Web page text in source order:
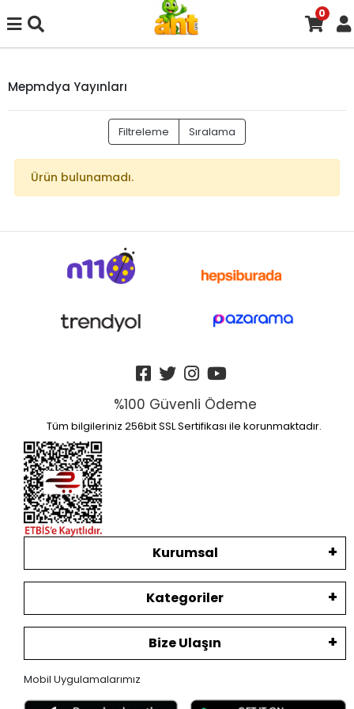
0
Mepmdya Yayınları
Filtreleme Sıralama
Ürün bulunamadı.
%100 Güvenli Ödeme
Tüm bilgileriniz 256bit SSL Sertifikası ile korunmaktadır.
Kurumsal
Kategoriler
Bize Ulaşın
Mobil Uygulamalarımız